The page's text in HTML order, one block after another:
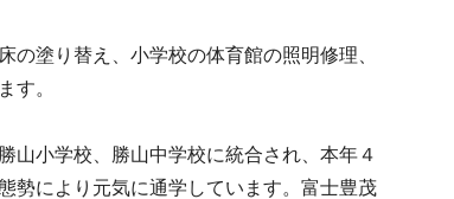
塗り替え、小学校の体育館の照明修理、
す。
山小学校、勝山中学校に統合され、本年４
勢により元気に通学しています。富士豊茂